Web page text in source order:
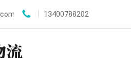
13400788202